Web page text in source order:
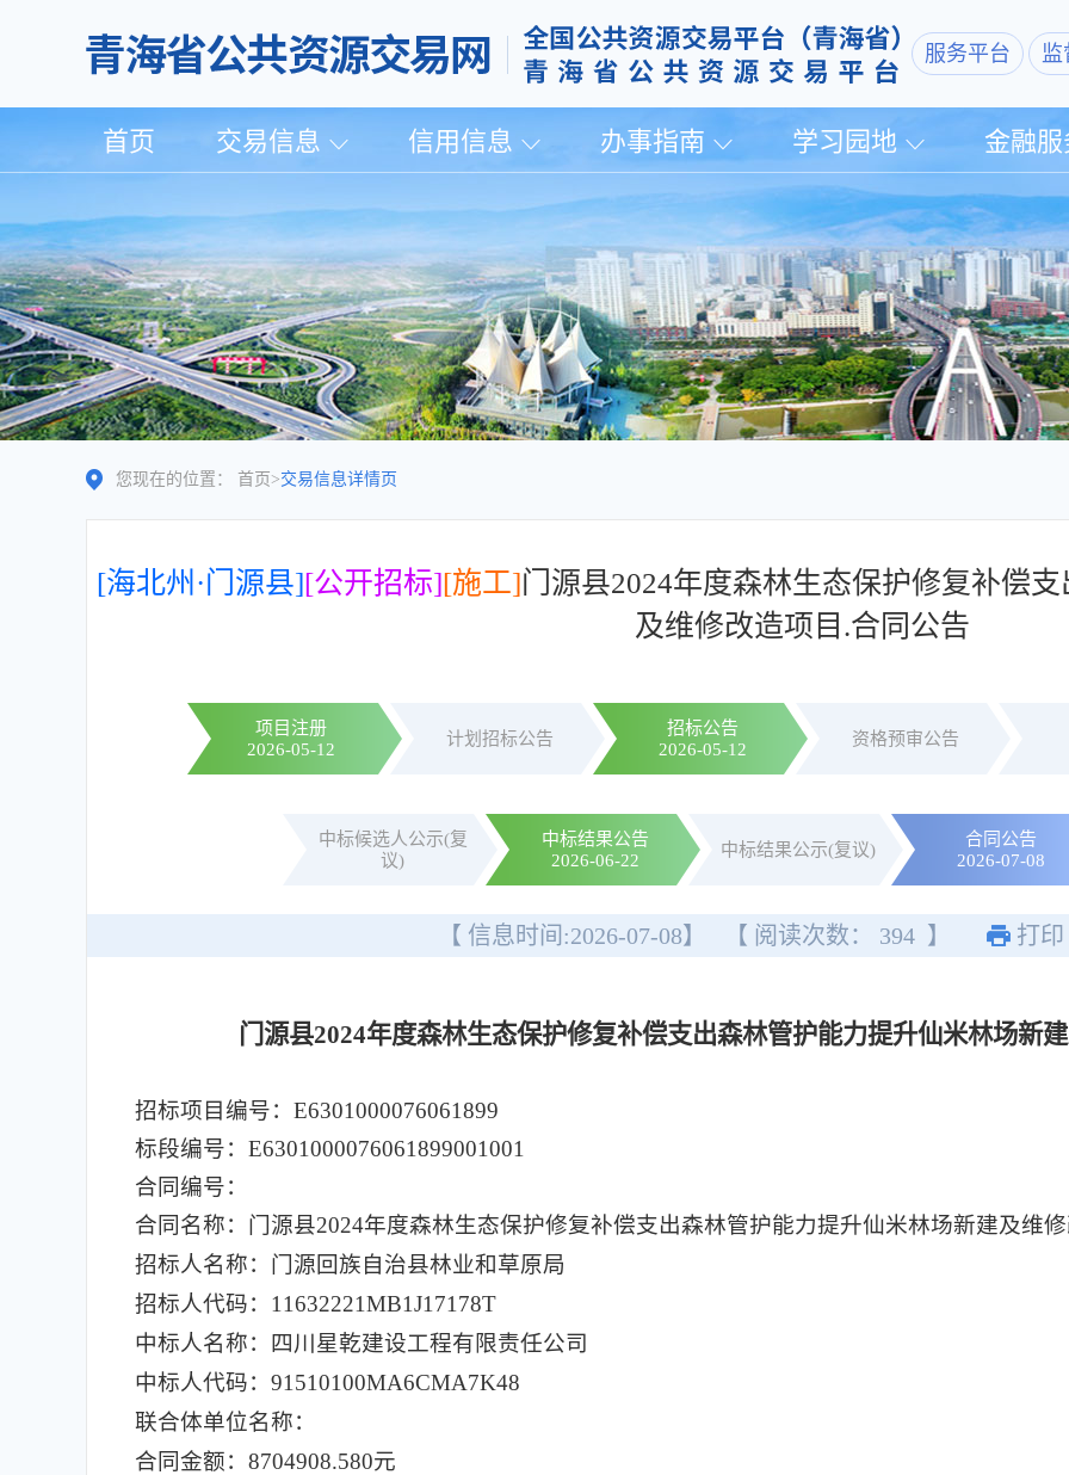
服务平台 监
首页 交易信息 信用信息 办事指南 学习园地 金融服
您现在的位置： 首页 >交易信息详情页
[海北州·门源县][公开招标][施工]门源县2024年度森林生态保护修复补偿
及维修改造项目.合同公告
项目注册
2026-05-12
计划招标公告
招标公告
2026-05-12
资格预审公告
中标候选人公示(复
议)
中标结果公告
2026-06-22
中标结果公示(复议)
合同公告
2026-07-08
【 信息时间:2026-07-08】 【 阅读次数： 394 】 打印
门源县2024年度森林生态保护修复补偿支出森林管护能力提升仙米林场新
招标项目编号：E6301000076061899
标段编号：E6301000076061899001001
合同编号：
合同名称：门源县2024年度森林生态保护修复补偿支出森林管护能力提升仙米林场新建及维修
招标人名称：门源回族自治县林业和草原局
招标人代码：11632221MB1J17178T
中标人名称：四川星乾建设工程有限责任公司
中标人代码：91510100MA6CMA7K48
联合体单位名称：
合同金额：8704908.580元